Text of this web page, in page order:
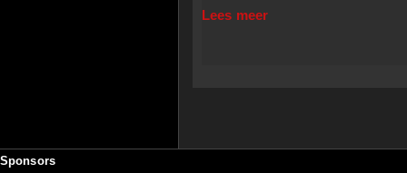
Lees meerover Kort films (1)
Sponsors